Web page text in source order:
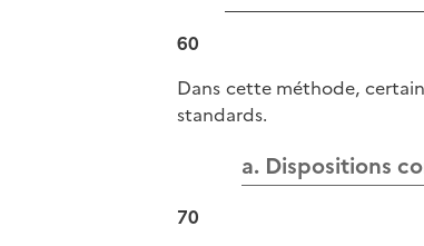
60
Dans cette méthode,
standards.
a. Dispositions
70